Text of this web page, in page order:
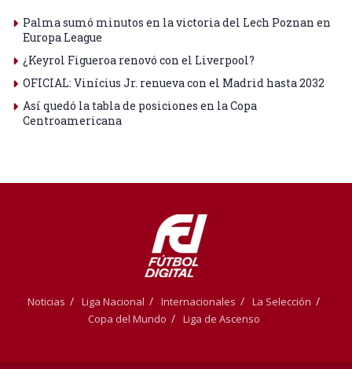
Palma sumó minutos en la victoria del Lech Poznan en
Europa League
¿Keyrol Figueroa renovó con el Liverpool?
OFICIAL: Vinícius Jr. renueva con el Madrid hasta 2032
Así quedó la tabla de posiciones en la Copa
Centroamericana
Noticias Liga Nacional Internacionales
La Selección
Copa del Mundo
Liga de Ascenso